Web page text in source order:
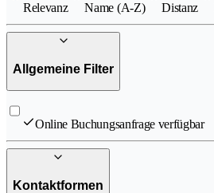
Relevanz Name (A-Z) Distanz
Allgemeine Filter
Online Buchungsanfrage verfügbar
Kontaktformen